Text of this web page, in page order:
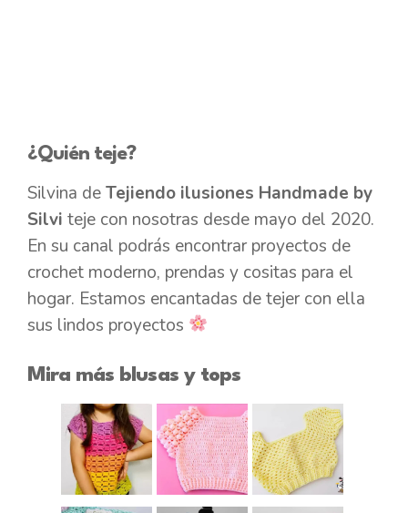
¿Quién teje?
Silvina deTejiendo ilusiones Handmade by
Silvi teje con nosotras desde mayo del 2020.
En su canal podrás encontrar proyectos de
crochet moderno, prendas y cositas para el
hogar. Estamos encantadas de tejer con ella
sus lindos proyectos
Mira más blusas y tops